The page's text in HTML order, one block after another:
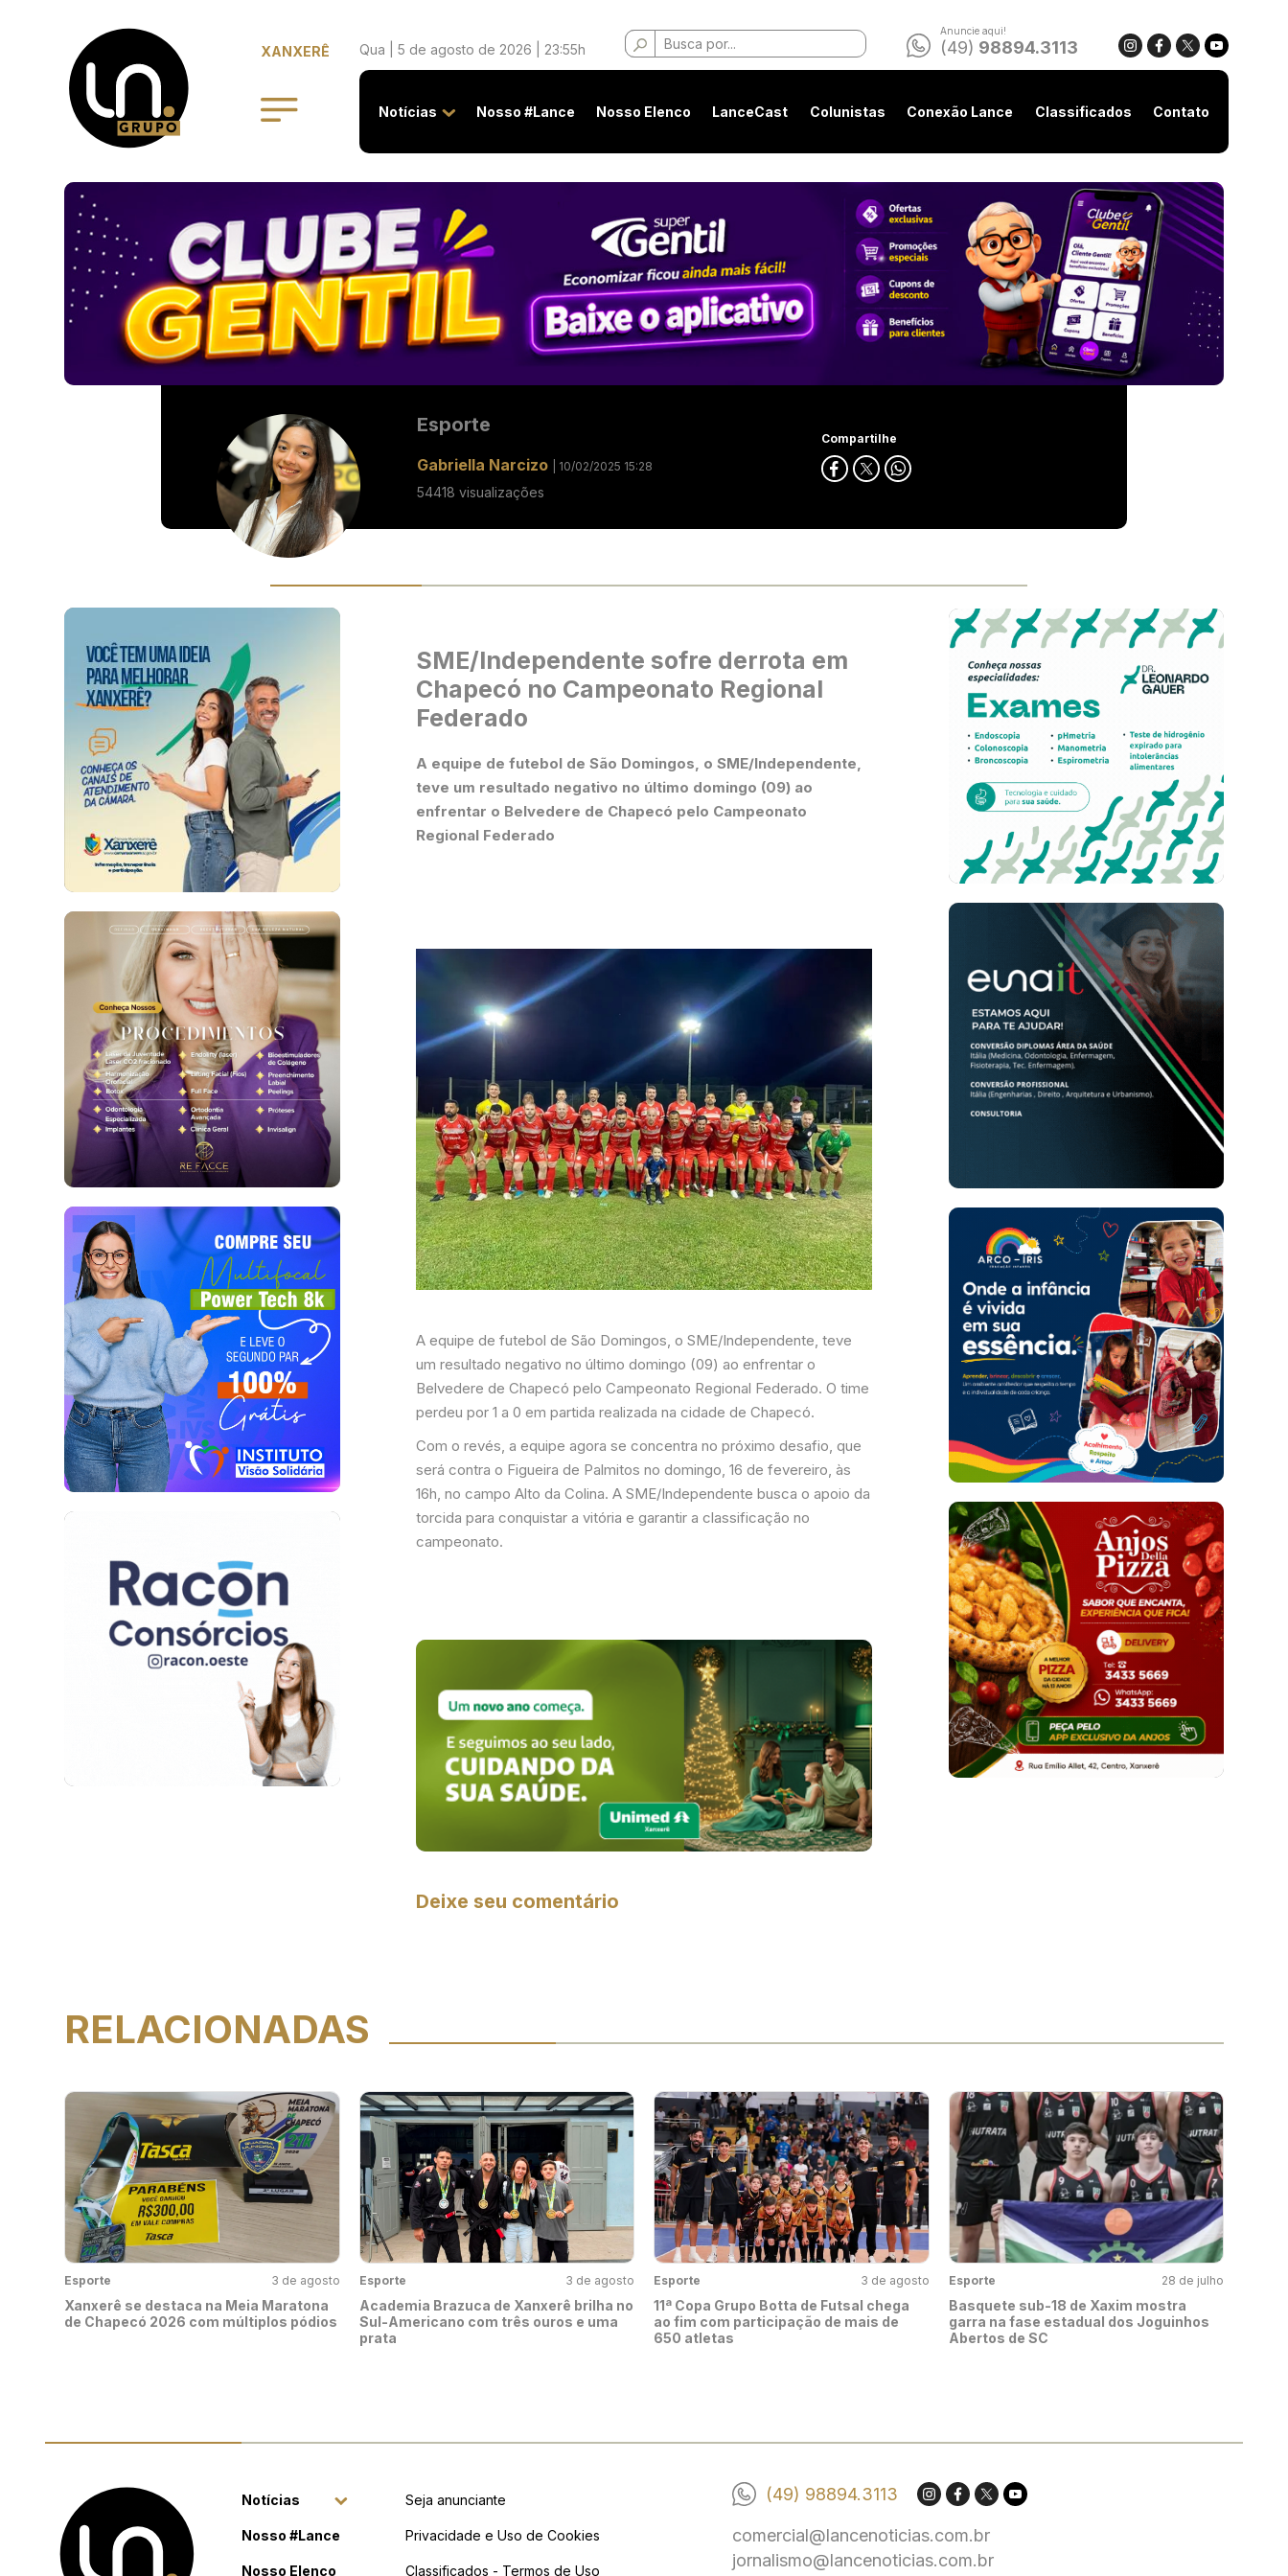
XANXERÊ Qua | 5 de agosto de 2026 | 23:55h
Buscar
por:
Anuncie aqui!
(49) 98894.3113
Notícias Nosso #Lance Nosso Elenco LanceCast Colunistas Conexão Lance Classificados Contato
Esporte
Gabriella Narcizo | 10/02/2025 15:28
54418 visualizações
Compartilhe
SME/Independente sofre derrota em
Chapecó no Campeonato Regional
Federado
A equipe de futebol de São Domingos, o SME/Independente,
teve um resultado negativo no último domingo (09) ao
enfrentar o Belvedere de Chapecó pelo Campeonato
Regional Federado
A equipe de futebol de São Domingos, o SME/Independente, teve
um resultado negativo no último domingo (09) ao enfrentar o
Belvedere de Chapecó pelo Campeonato Regional Federado. O time
perdeu por 1 a 0 em partida realizada na cidade de Chapecó.
Com o revés, a equipe agora se concentra no próximo desafio, que
será contra o Figueira de Palmitos no domingo, 16 de fevereiro, às
16h, no campo Alto da Colina. A SME/Independente busca o apoio da
torcida para conquistar a vitória e garantir a classificação no
campeonato.
Deixe seu comentário
RELACIONADAS
Esporte 3 de agosto
Xanxerê se destaca na Meia Maratona
de Chapecó 2026 com múltiplos pódios
Esporte 3 de agosto
Academia Brazuca de Xanxerê brilha no
Sul-Americano com três ouros e uma
prata
Esporte 3 de agosto
11ª Copa Grupo Botta de Futsal chega
ao fim com participação de mais de
650 atletas
Esporte 28 de julho
Basquete sub-18 de Xaxim mostra
garra na fase estadual dos Joguinhos
Abertos de SC
Notícias
Nosso #Lance
Nosso Elenco
Seja anunciante
Privacidade e Uso de Cookies
Classificados - Termos de Uso
(49) 98894.3113
comercial@lancenoticias.com.br
jornalismo@lancenoticias.com.br